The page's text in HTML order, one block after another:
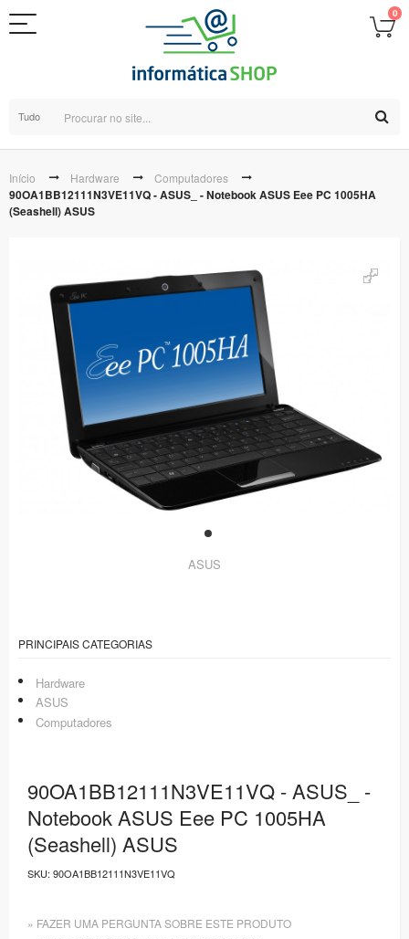
0
Tudo
Início Hardware Computadores
90OA1BB12111N3VE11VQ - ASUS_ - Notebook ASUS Eee PC 1005HA
(Seashell) ASUS
ASUS
PRINCIPAIS CATEGORIAS
Hardware
ASUS
Computadores
90OA1BB12111N3VE11VQ - ASUS_ -
Notebook ASUS Eee PC 1005HA
(Seashell) ASUS
SKU: 90OA1BB12111N3VE11VQ
» FAZER UMA PERGUNTA SOBRE ESTE PRODUTO